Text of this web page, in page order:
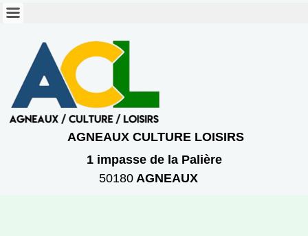
AGNEAUX CULTURE LOISIRS
1 impassede la Palière
50180AGNEAUX